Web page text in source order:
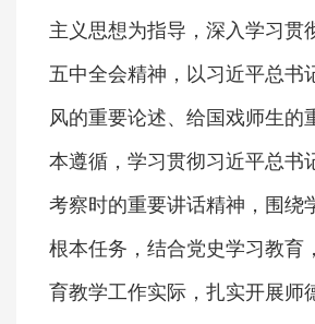
主义思想为指导，深入学习贯
五中全会精神，以习近平总书
风的重要论述、给国戏师生的
本遵循，学习贯彻习近平总书
考察时的重要讲话精神，围绕
根本任务，结合党史学习教育
育教学工作实际，扎实开展师